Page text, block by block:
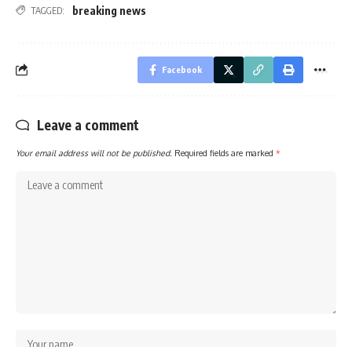
TAGGED: breaking news
Facebook
Leave a comment
Your email address will not be published. Required fields are marked *